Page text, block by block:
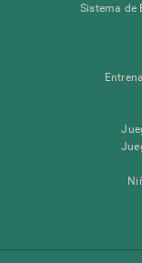
Sistema de